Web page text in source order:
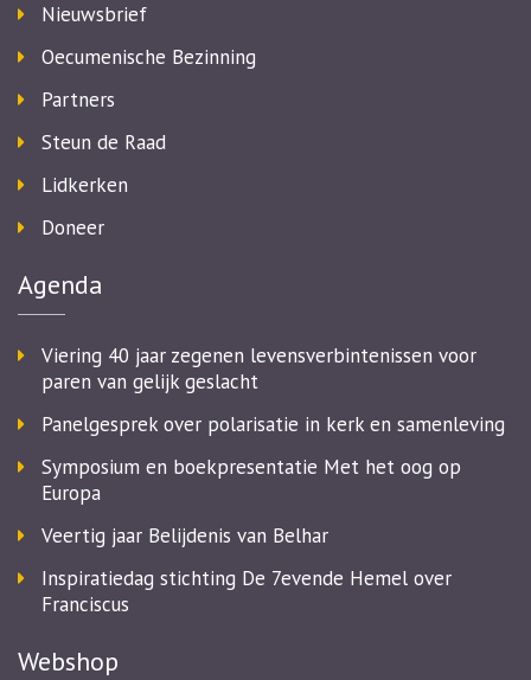
Nieuwsbrief
Oecumenische Bezinning
Partners
Steun de Raad
Lidkerken
Doneer
Agenda
Viering 40 jaar zegenen levensverbintenissen voor
paren van gelijk geslacht
Panelgesprek over polarisatie in kerk en samenleving
Symposium en boekpresentatie Met het oog op
Europa
Veertig jaar Belijdenis van Belhar
Inspiratiedag stichting De 7evende Hemel over
Franciscus
Webshop